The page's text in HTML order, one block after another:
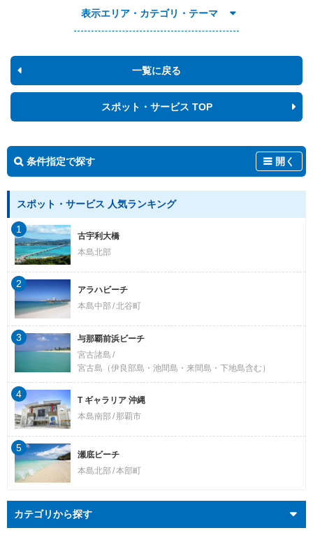
表示エリア・カテゴリ・テーマ
一覧に戻る
スポット・サービス TOP
条件指定で探す 開く
スポット・サービス 人気ランキング
古宇利大橋
本島北部
1
アラハビーチ
本島中部 北谷町
2
与那覇前浜ビーチ
宮古諸島
宮古島（伊良部島・池間島・来間島・下地島含む）
3
T ギャラリア 沖縄
本島南部
那覇市
4
瀬底ビーチ
本島北部 本部町
5
カテゴリから探す